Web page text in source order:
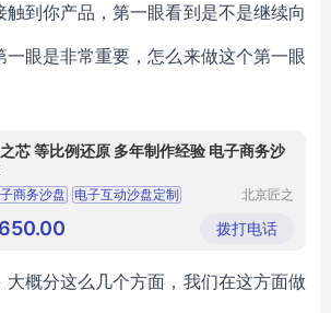
到你产品，第一眼看到是不是继续向
一眼是非常重要，怎么来做这个第一眼
芯 等比例还原 多年制作经验 电子商务沙
商务沙盘
电子互动沙盘定制
子商务沙盘厂家
沙盘推演价格
北京匠之
技有限公
司
650.00 拨打电话
大概分这么几个方面，我们在这方面做